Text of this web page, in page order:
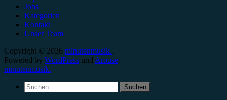
Jobs
Kategorien
Kontakt
Unser Team
Copyright © 2026 minutenmusik..
Powered by WordPress und Arouse.
minutenmusik.
Suchen
nach: